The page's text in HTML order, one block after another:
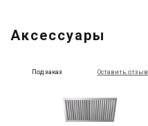
Аксессуары
Под заказ Оставить отзыв